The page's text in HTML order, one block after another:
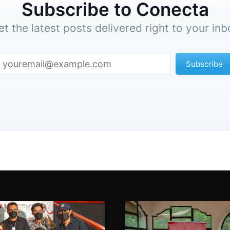
Subscribe to Conecta
the latest posts delivered right to your
Subscribe